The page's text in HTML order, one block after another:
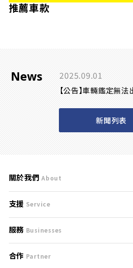
推薦車款
News 2025.09.01
【公告】車輛鑑定無
新聞列表
關於我們 About
刊登規範
服務條款
免責聲明
支援 Service
支援中心
聯絡我們
服務 Businesses
什麼是Goo鑑定？
合作 Partner